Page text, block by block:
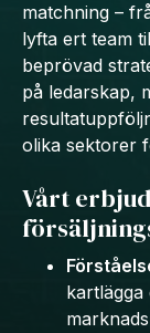
matchning –
lyfta ert team
beprövad
på ledarskap,
olika sektorer
Vårt
kartlägga